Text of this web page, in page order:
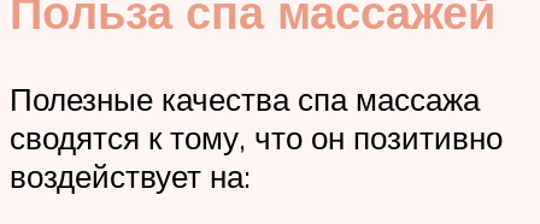
Полезные качества спа массажа
сводятся к тому, что он позитивно
воздействует на: